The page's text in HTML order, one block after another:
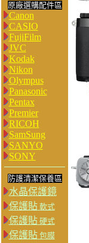
原廠選購配件區
Canon
CASIO
FujiFilm
JVC
Kodak
Nikon
Olympus
Panasonic
Pentax
Premier
RICOH
SamSung
SANYO
SONY
防護清潔保養區
水晶保護鏡
保護貼軟式
保護貼硬式
保護貼包膜